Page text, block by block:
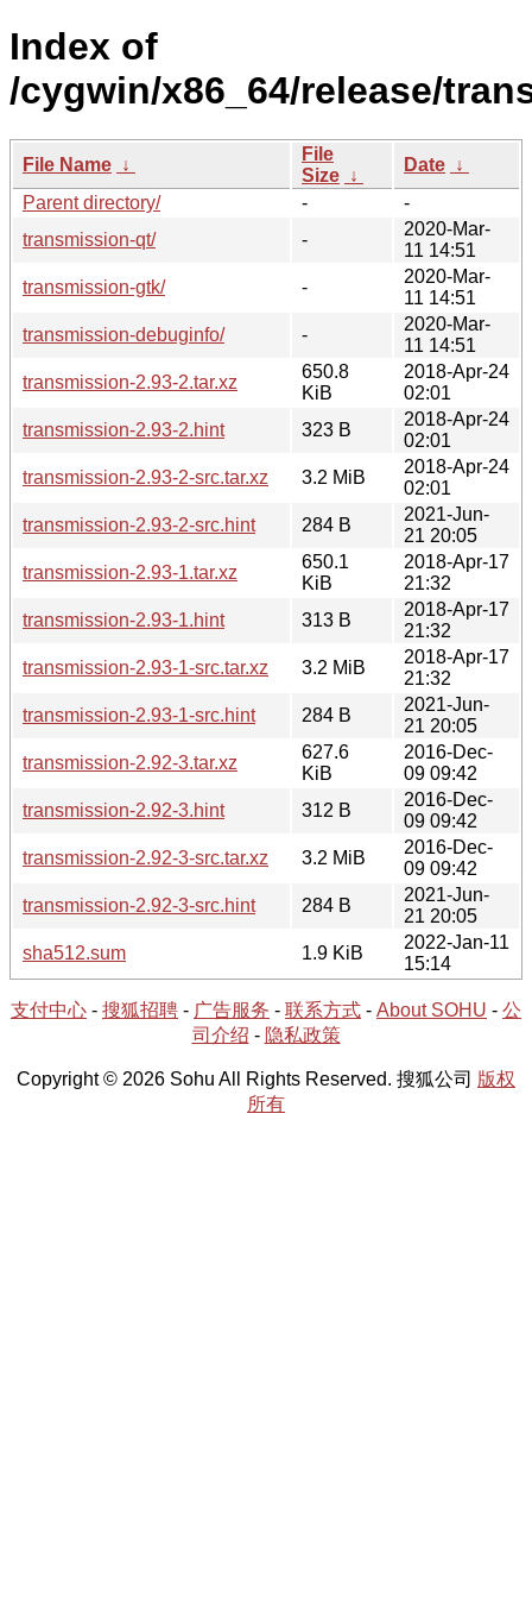
Index of
/cygwin/x86_64/release/
File Name ↓
File
Size ↓
Date ↓
Parent directory/
-
-
transmission-qt/
-
2020-Mar-
11 14:51
transmission-gtk/
-
2020-Mar-
11 14:51
transmission-debuginfo/
-
2020-Mar-
11 14:51
transmission-2.93-2.tar.xz
650.8
KiB
2018-Apr-24
02:01
transmission-2.93-2.hint
323 B
2018-Apr-24
02:01
transmission-2.93-2-src.tar.xz
3.2 MiB
2018-Apr-24
02:01
transmission-2.93-2-src.hint
284 B
2021-Jun-
21 20:05
transmission-2.93-1.tar.xz
650.1
KiB
2018-Apr-17
21:32
transmission-2.93-1.hint
313 B
2018-Apr-17
21:32
transmission-2.93-1-src.tar.xz
3.2 MiB
2018-Apr-17
21:32
transmission-2.93-1-src.hint
284 B
2021-Jun-
21 20:05
transmission-2.92-3.tar.xz
627.6
KiB
2016-Dec-
09 09:42
transmission-2.92-3.hint
312 B
2016-Dec-
09 09:42
transmission-2.92-3-src.tar.xz
3.2 MiB
2016-Dec-
09 09:42
transmission-2.92-3-src.hint
284 B
2021-Jun-
21 20:05
sha512.sum
1.9 KiB
2022-Jan-11
15:14
支付中心 - 搜狐招聘 - 广告服务 - 联系方式 - About SOHU - 公
司介绍 - 隐私政策
Copyright © 2026 Sohu All Rights Reserved. 搜狐公司 版权
所有